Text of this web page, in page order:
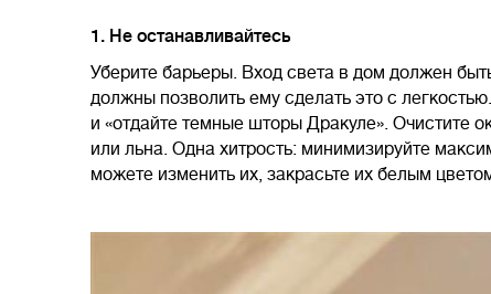
1. Не останавливайтесь
Уберите барьеры. Вход света в дом должен
должны позволить ему сделать это с
и «отдайте темные шторы Дракуле». Очистите
или льна. Одна хитрость: минимизируйте
можете изменить их, закрасьте их белым